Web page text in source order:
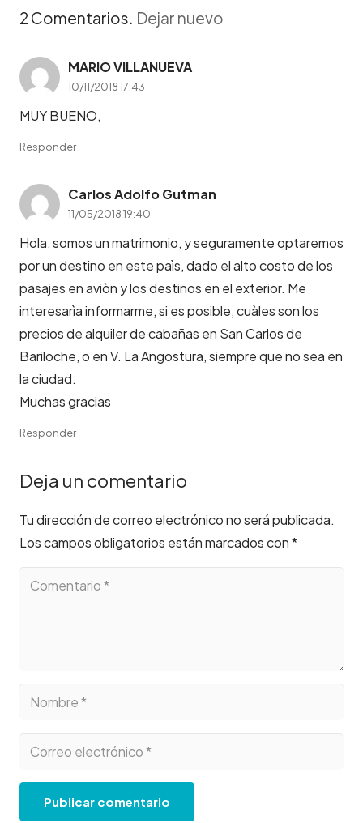
2 Comentarios. Dejar nuevo
MARIO VILLANUEVA
10/11/2018 17:43
MUY BUENO,
Responder
Carlos Adolfo Gutman
11/05/2018 19:40
Hola, somos un matrimonio, y seguramente optaremos
por un destino en este paìs, dado el alto costo de los
pasajes en aviòn y los destinos en el exterior. Me
interesarìa informarme, si es posible, cuàles son los
precios de alquiler de cabañas en San Carlos de
Bariloche, o en V. La Angostura, siempre que no sea en
la ciudad.
Muchas gracias
Responder
Deja un comentario
Tu dirección de correo electrónico no será publicada.
Los campos obligatorios están marcados con*
Publicar comentario